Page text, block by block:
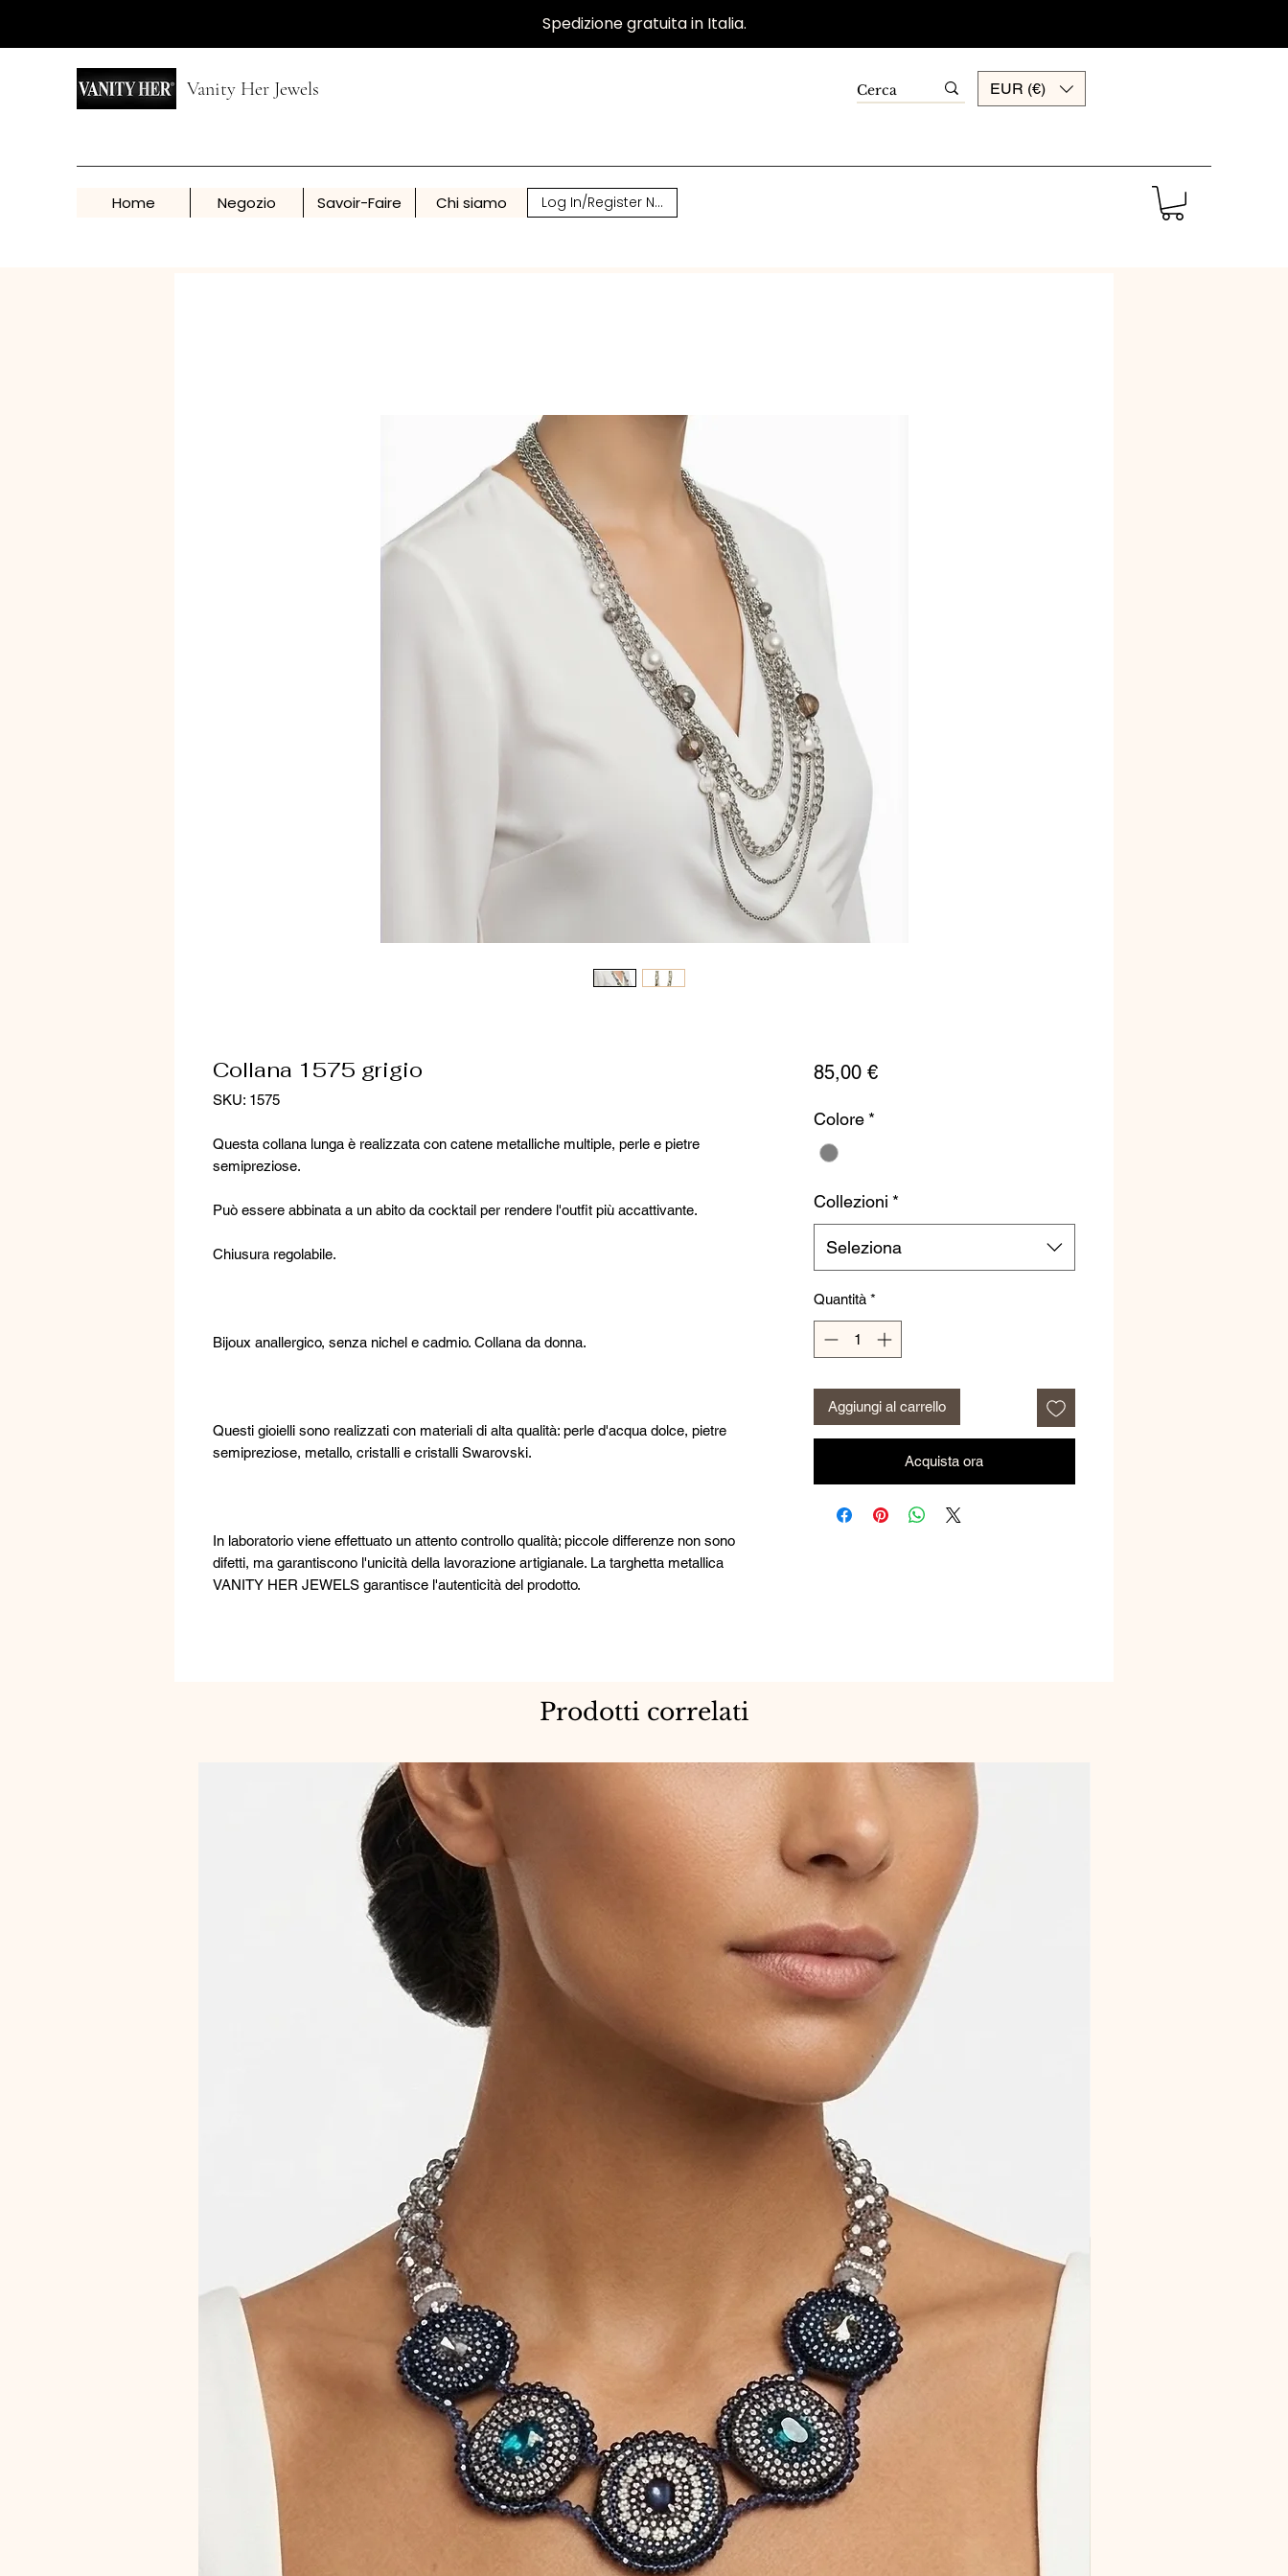
Spedizione gratuita in Italia.
Vanity Her Jewels EUR (€)
Home Negozio Savoir-Faire Chi siamo Log In/Register Now
Collana 1575 grigio
SKU: 1575
Questa collana lunga è realizzata con catene metalliche multiple, perle e pietre
semipreziose.
Può essere abbinata a un abito da cocktail per rendere l'outfit più accattivante.
Chiusura regolabile.
Bijoux anallergico, senza nichel e cadmio. Collana da donna.
Questi gioielli sono realizzati con materiali di alta qualità: perle d'acqua dolce, pietre
semipreziose, metallo, cristalli e cristalli Swarovski.
In laboratorio viene effettuato un attento controllo qualità; piccole differenze non sono
difetti, ma garantiscono l'unicità della lavorazione artigianale. La targhetta metallica
VANITY HER JEWELS garantisce l'autenticità del prodotto.
85,00 €Prezzo
Colore *
Collezioni *
Seleziona
Quantità *
Aggiungi al carrello
Acquista ora
Prodotti correlati